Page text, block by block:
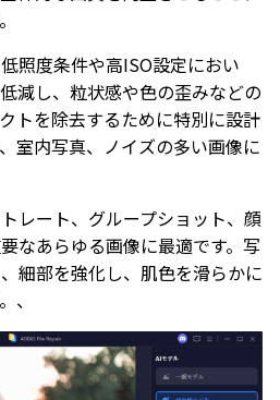
低照度条件や高ISO設定におい
減し、粒状感や色の歪みなどの
トを除去するために特別に設計
室内写真、ノイズの多い画像に
トレート、グループショット、顔
なあらゆる画像に最適です。写
細部を強化し、肌色を滑らかに
、